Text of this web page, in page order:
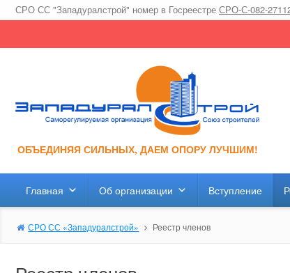
СРО СС "Западуралстрой" номер в Госреестре СРО-С-082-
ОБЪЕДИНЯЯ СИЛЬНЫХ, ДАЕМ ОПОРУ ЛУЧШИМ!
Главная Об организации Вступление
СРО СС «Западуралстрой» Реестр членов